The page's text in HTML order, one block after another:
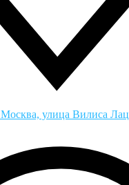
Москва, улица Вилиса